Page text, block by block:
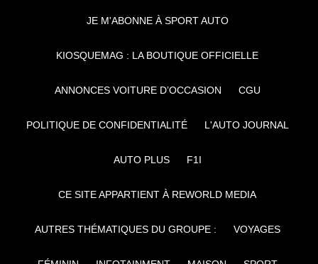
JE M'ABONNE À SPORT AUTO
KIOSQUEMAG : LA BOUTIQUE OFFICIELLE
ANNONCES VOITURE D’OCCASION CGU
POLITIQUE DE CONFIDENTIALITÉ L'AUTO JOURNAL
AUTO PLUS F1I
CE SITE APPARTIENT À REWORLD MEDIA
AUTRES THÉMATIQUES DU GROUPE : VOYAGES